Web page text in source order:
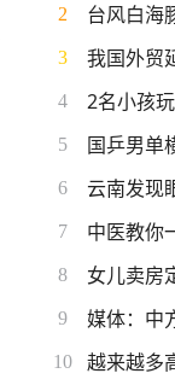
2 台风白海
3 我国外贸
4 2名小孩
5 国乒男单
6 云南发现
7 中医教你
8 女儿卖房
9 媒体：中
10 越来越多